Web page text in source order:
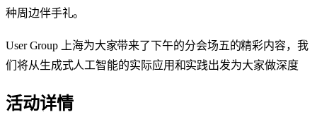
种周边伴手礼。
User Group 上海为大家带来了下午的分会场五的精彩内容，我
们将从生成式人工智能的实际应用和实践出发为大家做深度
活动详情